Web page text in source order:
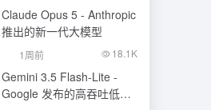
Claude Opus 5 - Anthropic
推出的新一代大模型
1周前 18.1K
Gemini 3.5 Flash-Lite -
Google 发布的高吞吐低成